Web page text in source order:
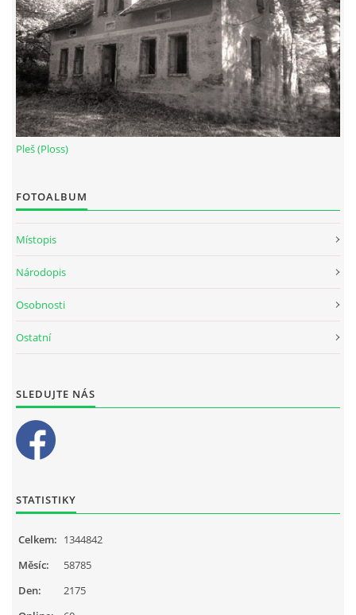
Pleš (Ploss)
FOTOALBUM
Místopis
Národopis
Osobnosti
Ostatní
SLEDUJTE NÁS
STATISTIKY
Celkem: 1344842
Měsíc:
58785
Den:
2175